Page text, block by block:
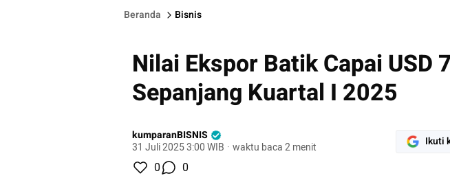
Beranda Bisnis
Nilai Ekspor Batik Capai USD
Sepanjang Kuartal I 2025
kumparanBISNIS
31 Juli 2025 3:00 WIB · waktu baca 2 menit Ikuti
0 0